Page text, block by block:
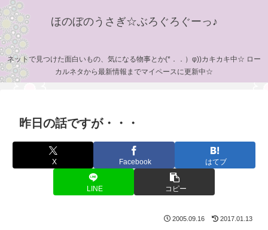
ほのぼのうさぎ☆ぶろぐろぐーっ♪
ネットで見つけた面白いもの、気になる物事とか(*．．）φ))カキカキ中☆ ロー
カルネタから最新情報までマイペースに更新中☆
昨日の話ですが・・・
X Facebook はてブ
LINE コピー
2005.09.16 2017.01.13